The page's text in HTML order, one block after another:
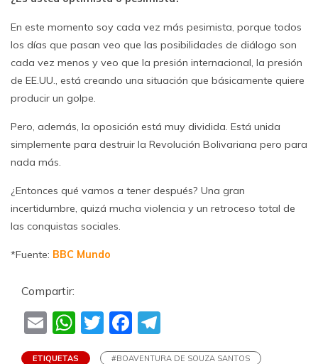
En este momento soy cada vez más pesimista, porque todos
los días que pasan veo que las posibilidades de diálogo son
cada vez menos y veo que la presión internacional, la presión
de EE.UU., está creando una situación que básicamente quiere
producir un golpe.
Pero, además, la oposición está muy dividida. Está unida
simplemente para destruir la Revolución Bolivariana pero para
nada más.
¿Entonces qué vamos a tener después? Una gran
incertidumbre, quizá mucha violencia y un retroceso total de
las conquistas sociales.
*Fuente: BBC Mundo
Compartir:
EmailWhatsApp
TwitterFacebook
ETIQUETAS
#BOAVENTURA DE SOUZA SANTOS